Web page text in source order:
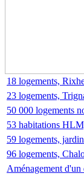
18 logements,
23 logements,
50 000 logements
53 habitations
59 logements,
96 logements,
Aménagement